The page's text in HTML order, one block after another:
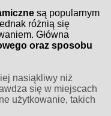
są popularnym
różnią się
Główna
oraz sposobu
nasiąkliwy niż
się w miejscach
użytkowanie, takich